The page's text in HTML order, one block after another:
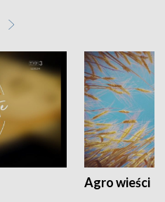
Agro wieści